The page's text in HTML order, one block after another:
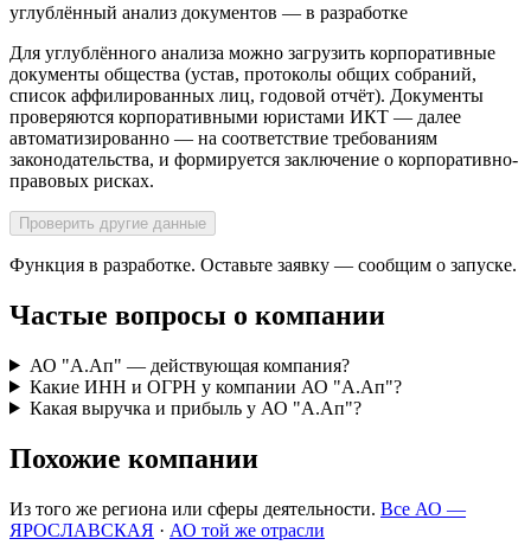
углублённый анализ документов — в разработке
Для углублённого анализа можно загрузить корпоративные
документы общества (устав, протоколы общих собраний,
список аффилированных лиц, годовой отчёт). Документы
проверяются корпоративными юристами ИКТ — далее
автоматизированно — на соответствие требованиям
законодательства, и формируется заключение о корпоративно-
правовых рисках.
Проверить другие данные
Функция в разработке. Оставьте заявку — сообщим о запуске.
Частые вопросы о компании
АО "А.Ап" — действующая компания?
Какие ИНН и ОГРН у компании АО "А.Ап"?
Какая выручка и прибыль у АО "А.Ап"?
Похожие компании
Из того же региона или сферы деятельности. Все АО —
ЯРОСЛАВСКАЯ · АО той же отрасли